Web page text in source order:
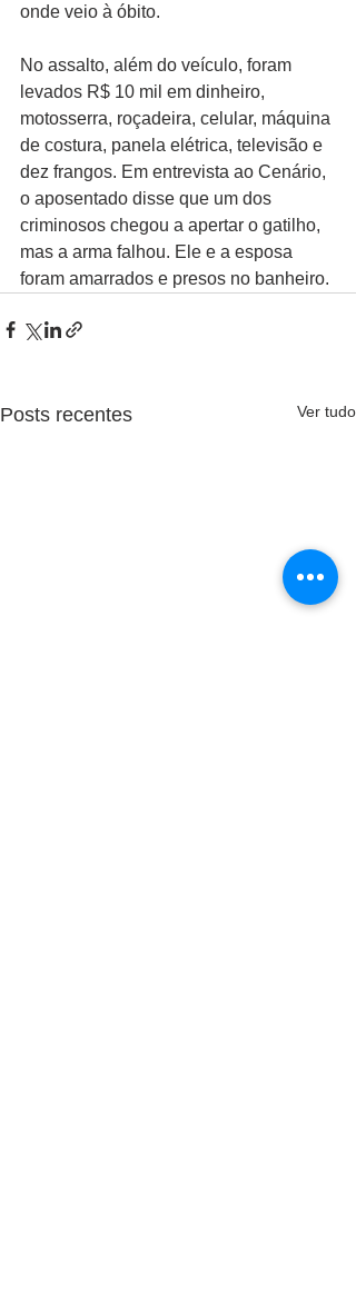
onde veio à óbito.
No assalto, além do veículo, foram
levados R$ 10 mil em dinheiro,
motosserra, roçadeira, celular, máquina
de costura, panela elétrica, televisão e
dez frangos. Em entrevista ao Cenário,
o aposentado disse que um dos
criminosos chegou a apertar o gatilho,
mas a arma falhou. Ele e a esposa
foram amarrados e presos no banheiro.
Posts recentes Ver tudo